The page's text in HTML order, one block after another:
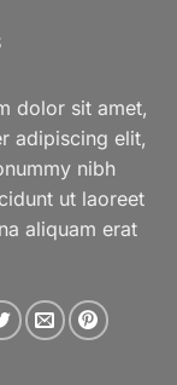
dolor sit amet,
adipiscing elit,
nibh
ut laoreet
aliquam erat